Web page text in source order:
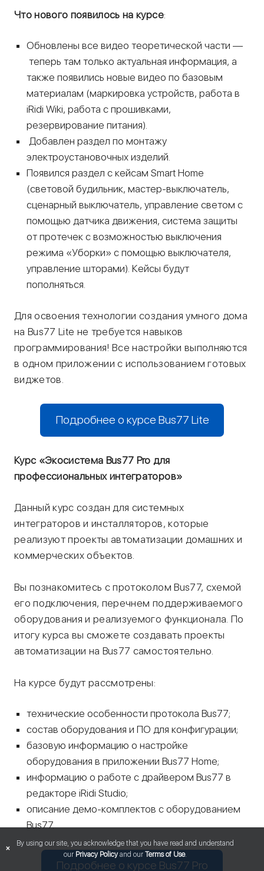
Что нового появилось на курсе:
Обновлены все видео теоретической части —
теперь там только актуальная информация, а
также появились новые видео по базовым
материалам (маркировка устройств, работа в
iRidi Wiki, работа с прошивками,
резервирование питания).
Добавлен раздел по монтажу
электроустановочных изделий.
Появился раздел c кейсам Smart Home
(световой будильник, мастер-выключатель,
сценарный выключатель, управление светом с
помощью датчика движения, система защиты
от протечек с возможностью выключения
режима «Уборки» с помощью выключателя,
управление шторами). Кейсы будут
пополняться.
Для освоения технологии создания умного дома
на Bus77 Lite не требуется навыков
программирования! Все настройки выполняются
в одном приложении с использованием готовых
виджетов.
Подробнее о курсе Bus77 Lite
Курс «Экосистема Bus77 Pro для
профессиональных интеграторов»
Данный курс создан для системных
интеграторов и инсталляторов, которые
реализуют проекты автоматизации домашних и
коммерческих объектов.
Вы познакомитесь с протоколом Bus77, схемой
его подключения, перечнем поддерживаемого
оборудования и реализуемого функционала. По
итогу курса вы сможете создавать проекты
автоматизации на Bus77 самостоятельно.
На курсе будут рассмотрены:
технические особенности протокола Bus77;
состав оборудования и ПО для конфигурации;
базовую информацию о настройке
оборудования в приложении Bus77 Home;
информацию о работе с драйвером Bus77 в
редакторе iRidi Studio;
описание демо-комплектов с оборудованием
Bus77.
Подробнее о курсе Bus77 Pro
×
By using our site, you acknowledge that you have read and understand
our Privacy Policyand our Terms of Use.